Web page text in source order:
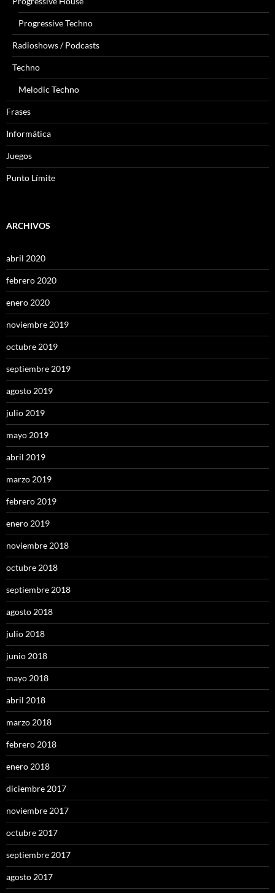
Progressive Techno
Radioshows / Podcasts
Techno
Melodic Techno
Frases
Informática
Juegos
Punto Límite
ARCHIVOS
abril 2020
febrero 2020
enero 2020
noviembre 2019
octubre 2019
septiembre 2019
agosto 2019
julio 2019
mayo 2019
abril 2019
marzo 2019
febrero 2019
enero 2019
noviembre 2018
octubre 2018
septiembre 2018
agosto 2018
julio 2018
junio 2018
mayo 2018
abril 2018
marzo 2018
febrero 2018
enero 2018
diciembre 2017
noviembre 2017
octubre 2017
septiembre 2017
agosto 2017